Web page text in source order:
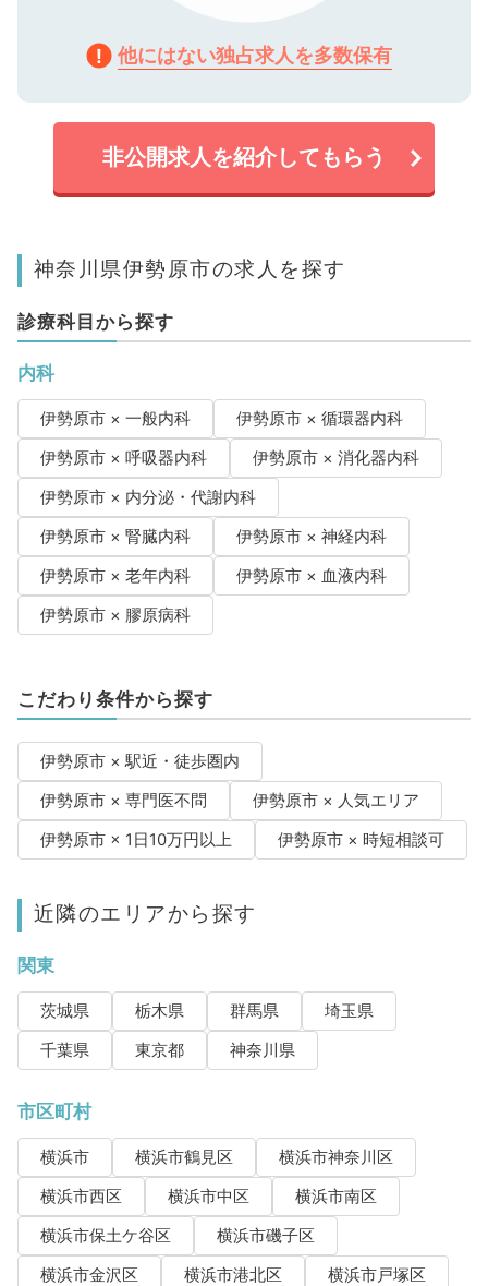
他にはない独占求人を多数保有
非公開求人を紹介してもらう
神奈川県伊勢原市の求人を探す
診療科目から探す
内科
伊勢原市 × 一般内科
伊勢原市 × 循環器内科
伊勢原市 × 呼吸器内科
伊勢原市 × 消化器内科
伊勢原市 × 内分泌・代謝内科
伊勢原市 × 腎臓内科
伊勢原市 × 神経内科
伊勢原市 × 老年内科
伊勢原市 × 血液内科
伊勢原市 × 膠原病科
こだわり条件から探す
伊勢原市 × 駅近・徒歩圏内
伊勢原市 × 専門医不問
伊勢原市 × 人気エリア
伊勢原市 × 1日10万円以上
伊勢原市 × 時短相談可
近隣のエリアから探す
関東
茨城県 栃木県 群馬県
埼玉県
千葉県
東京都 神奈川県
市区町村
横浜市 横浜市鶴見区
横浜市神奈川区
横浜市西区
横浜市中区
横浜市南区
横浜市保土ケ谷区
横浜市磯子区
横浜市金沢区
横浜市港北区
横浜市戸塚区